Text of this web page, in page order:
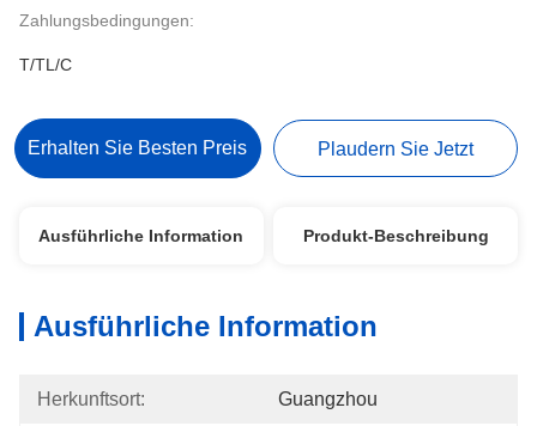
Zahlungsbedingungen:
T/TL/C
Erhalten Sie Besten Preis Plaudern Sie Jetzt
Ausführliche Information Produkt-Beschreibung
Ausführliche Information
Herkunftsort: Guangzhou